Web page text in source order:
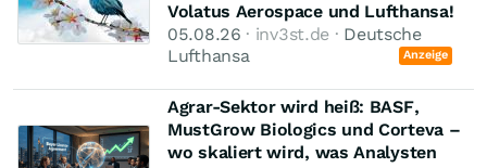
Volatus Aerospace und Lufthansa!
05.08.26 · inv3st.de · Deutsche
Lufthansa
Anzeige
Agrar-Sektor wird heiß: BASF,
MustGrow Biologics und Corteva –
wo skaliert wird, was Analysten